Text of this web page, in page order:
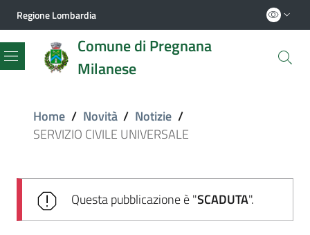
Regione Lombardia
Comune di Pregnana
Milanese
Menu
Home / Novità / Notizie /
SERVIZIO CIVILE UNIVERSALE
Questa pubblicazione è "SCADUTA".